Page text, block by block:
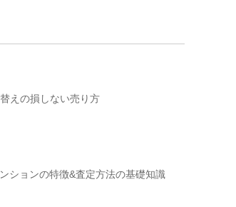
えの損しない売り方
ションの特徴&査定方法の基礎知識